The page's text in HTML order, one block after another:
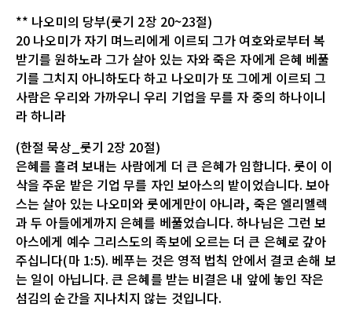
** 나오미의 당부(룻기 2장 20~23절)
20 나오미가 자기 며느리에게 이르되 그가 여호와로부터 복
받기를 원하노라 그가 살아 있는 자와 죽은 자에게 은혜 베풀
기를 그치지 아니하도다 하고 나오미가 또 그에게 이르되 그
사람은 우리와 가까우니 우리 기업을 무를 자 중의 하나이니
라 하니라
(한절 묵상_룻기 2장 20절)
은혜를 흘려 보내는 사람에게 더 큰 은혜가 임합니다. 룻이 이
삭을 주운 밭은 기업 무를 자인 보아스의 밭이었습니다. 보아
스는 살아 있는 나오미와 룻에게만이 아니라, 죽은 엘리멜렉
과 두 아들에게까지 은혜를 베풀었습니다. 하나님은 그런 보
아스에게 예수 그리스도의 족보에 오르는 더 큰 은혜로 갚아
주십니다(마 1:5). 베푸는 것은 영적 법칙 안에서 결코 손해 보
는 일이 아닙니다. 큰 은혜를 받는 비결은 내 앞에 놓인 작은
섬김의 순간을 지나치지 않는 것입니다.